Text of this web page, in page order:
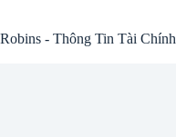
content
Robins - Thông Tin Tài Chính